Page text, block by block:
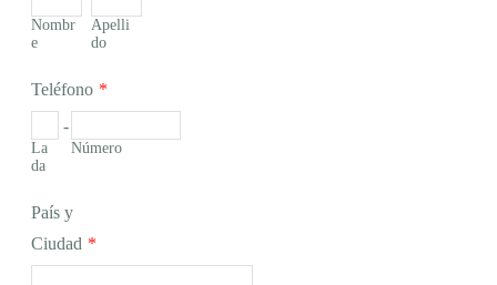
Nombr
e
Apelli
do
Teléfono *
La
da
-
Número
País y
Ciudad *